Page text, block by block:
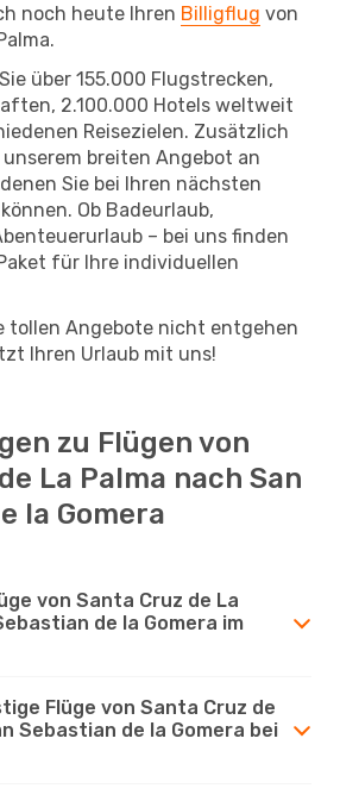
noch heute Ihren Billigflug von
über 155.000 Flugstrecken,
2.100.000 Hotels weltweit
Reisezielen. Zusätzlich
breiten Angebot an
Sie bei Ihren nächsten
Ob Badeurlaub,
– bei uns finden
für Ihre individuellen
tollen Angebote nicht entgehen
Ihren Urlaub mit uns!
zu Flügen von
La Palma nach San
la Gomera
von Santa Cruz de La
de la Gomera im
Flüge von Santa Cruz de
Sebastian de la Gomera bei